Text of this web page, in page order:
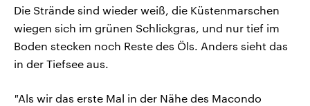
Die Strände sind wieder weiß, die Küstenmarschen
wiegen sich im grünen Schlickgras, und nur tief im
Boden stecken noch Reste des Öls. Anders sieht das
in der Tiefsee aus.
"Als wir das erste Mal in der Nähe des Macondo